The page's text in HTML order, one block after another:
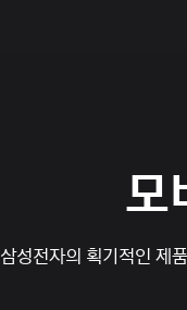
모
삼성전자의 획기적인 제